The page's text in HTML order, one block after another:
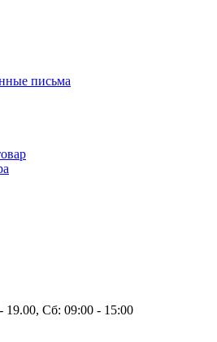
письма
Сб: 09:00 - 15:00